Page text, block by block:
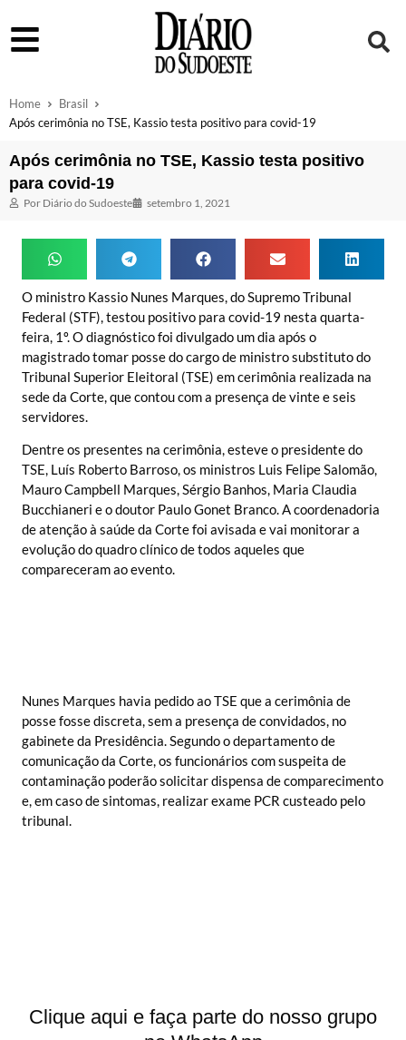
Home
Brasil
Após cerimônia no TSE, Kassio testa positivo para covid-19
Após cerimônia no TSE, Kassio testa positivo
para covid-19
Por Diário do Sudoeste setembro 1, 2021
O ministro Kassio Nunes Marques, do Supremo Tribunal
Federal (STF), testou positivo para covid-19 nesta quarta-
feira, 1º. O diagnóstico foi divulgado um dia após o
magistrado tomar posse do cargo de ministro substituto do
Tribunal Superior Eleitoral (TSE) em cerimônia realizada na
sede da Corte, que contou com a presença de vinte e seis
servidores.
Dentre os presentes na cerimônia, esteve o presidente do
TSE, Luís Roberto Barroso, os ministros Luis Felipe Salomão,
Mauro Campbell Marques, Sérgio Banhos, Maria Claudia
Bucchianeri e o doutor Paulo Gonet Branco. A coordenadoria
de atenção à saúde da Corte foi avisada e vai monitorar a
evolução do quadro clínico de todos aqueles que
compareceram ao evento.
Nunes Marques havia pedido ao TSE que a cerimônia de
posse fosse discreta, sem a presença de convidados, no
gabinete da Presidência. Segundo o departamento de
comunicação da Corte, os funcionários com suspeita de
contaminação poderão solicitar dispensa de comparecimento
e, em caso de sintomas, realizar exame PCR custeado pelo
tribunal.
Clique aqui e faça parte do nosso grupo